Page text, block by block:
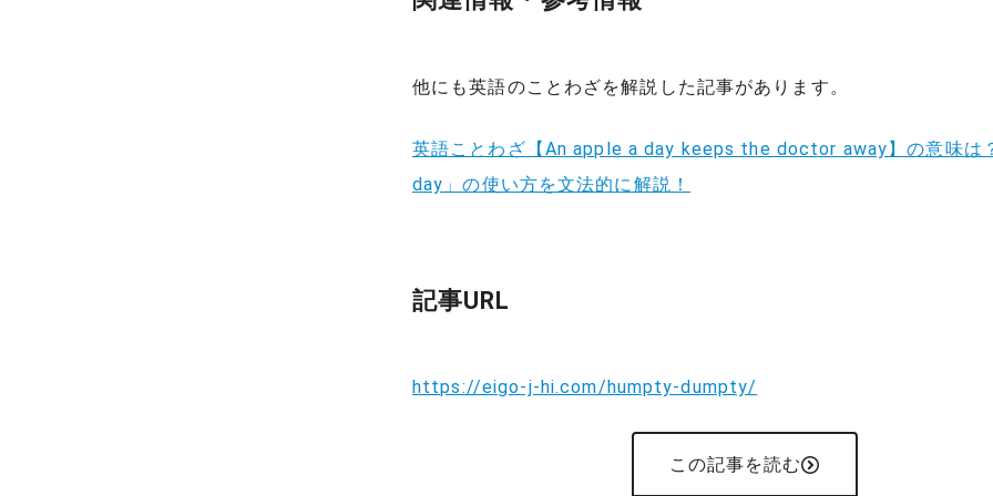
他にも英語のことわざを解説した記事があります。
英語ことわざ【An apple a day keeps the doctor away】の意味は
day」の使い方を文法的に解説！
記事URL
https://eigo-j-hi.com/humpty-dumpty/
この記事を読む